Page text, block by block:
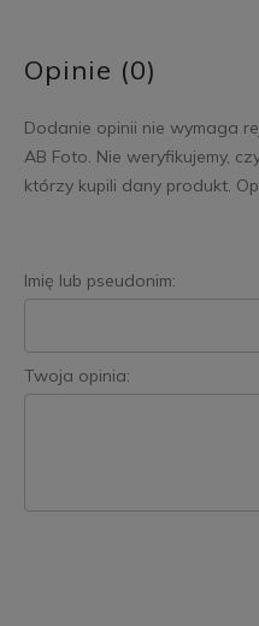
Opinie (0)
Dodanie opinii nie wymaga
AB Foto. Nie weryfikujemy,
którzy kupili dany produkt.
Imię lub pseudonim:
Twoja opinia: